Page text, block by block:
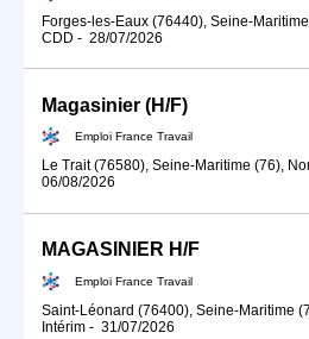
Forges-les-Eaux (76440), Seine-
CDD - 28/07/2026
Magasinier (H/F)
Emploi France Travail
Le Trait (76580), Seine-Maritime (76),
06/08/2026
MAGASINIER H/F
Emploi France Travail
Saint-Léonard (76400), Seine-Maritime
Intérim - 31/07/2026